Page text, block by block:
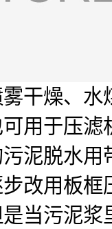
干燥、
用于压滤
泥脱水
改用板
当污泥浆